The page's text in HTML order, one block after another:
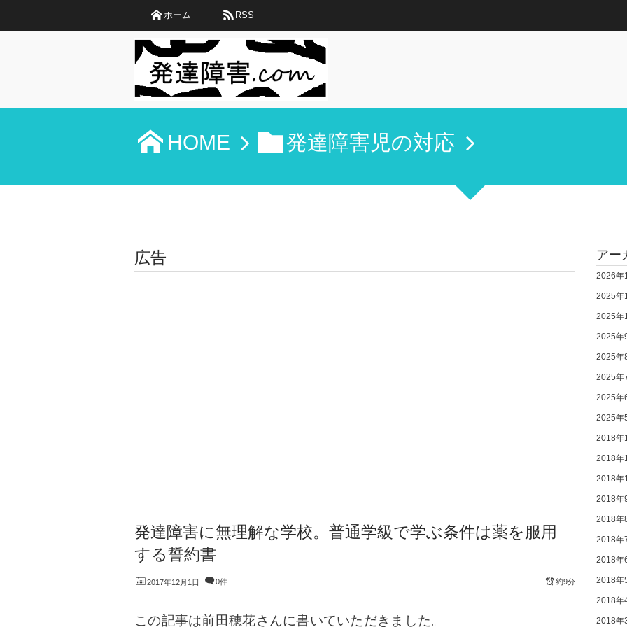
ホーム RSS
HOME 発達障害児の対応
広告
発達障害に無理解な学校。普通学級で学ぶ条件は薬を服用
する誓約書
2017年12月1日 0件 約9分
この記事は前田穂花さんに書いていただきました。
アー
2026年
2025年
2025年
2025年
2025年
2025年
2025年
2025年
2018年
2018年
2018年
2018年
2018年
2018年
2018年
2018年
2018年
2018年